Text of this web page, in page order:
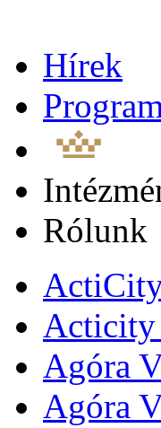
Hírek
Rólunk
Acticity
Agóra
Agóra